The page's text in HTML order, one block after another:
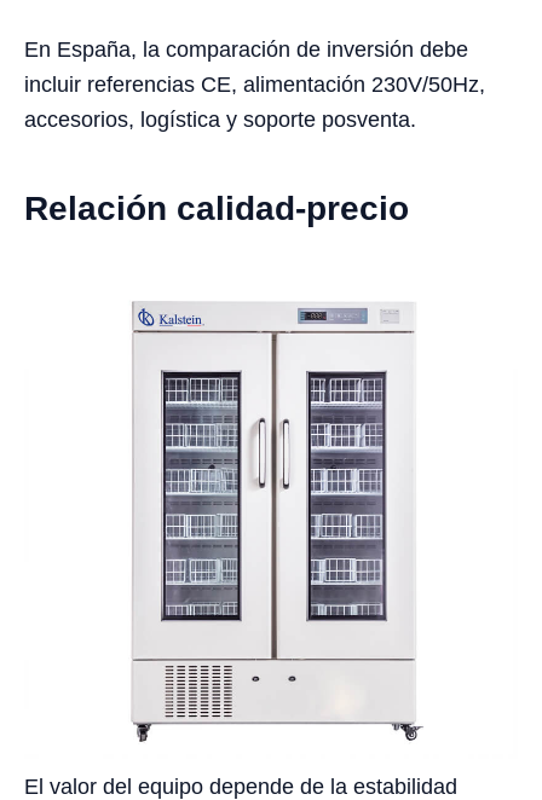
En España, la comparación de inversión debe
incluir referencias CE, alimentación 230V/50Hz,
accesorios, logística y soporte posventa.
Relación calidad-precio
El valor del equipo depende de la estabilidad